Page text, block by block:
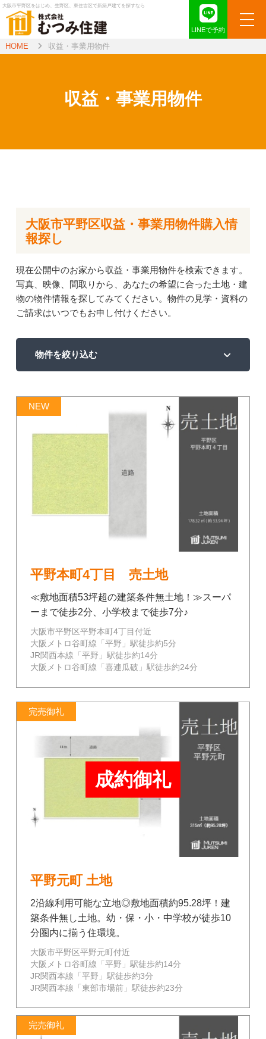
大阪市平野区をはじめ、生野区、東住吉区で新築戸建てを探すなら
LINEで予約
HOME 収益・事業用物件
収益・事業用物件
大阪市平野区収益・事業用物件購入情
報探し
現在公開中のお家から収益・事業用物件を検索できます。
写真、映像、間取りから、あなたの希望に合った土地・建
物の物件情報を探してみてください。物件の見学・資料の
ご請求はいつでもお申し付けください。
物件を絞り込む
NEW
平野本町4丁目 売土地
≪敷地面積53坪超の建築条件無土地！≫スーパ
ーまで徒歩2分、小学校まで徒歩7分♪
大阪市平野区平野本町4丁目付近
大阪メトロ谷町線「平野」駅徒歩約5分
JR関西本線「平野」駅徒歩約14分
大阪メトロ谷町線「喜連瓜破」駅徒歩約24分
成約御礼
完売御礼
平野元町 土地
2沿線利用可能な立地◎敷地面積約95.28坪！建
築条件無し土地。幼・保・小・中学校が徒歩10
分圏内に揃う住環境。
大阪市平野区平野元町付近
大阪メトロ谷町線「平野」駅徒歩約14分
JR関西本線「平野」駅徒歩約3分
JR関西本線「東部市場前」駅徒歩約23分
完売御礼